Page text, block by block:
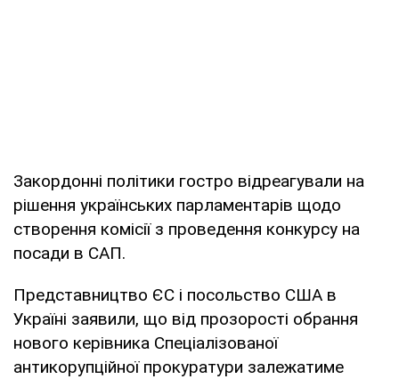
Закордонні політики гостро відреагували на
рішення українських парламентарів щодо
створення комісії з проведення конкурсу на
посади в САП.
Представництво ЄС і посольство США в
Україні заявили, що від прозорості обрання
нового керівника Спеціалізованої
антикорупційної прокуратури залежатиме